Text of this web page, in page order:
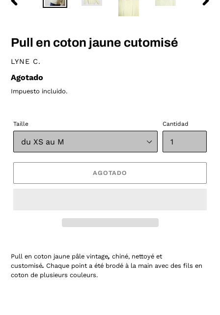
ANTERIOR
Pull en coton jaune cutomisé
VENDEDOR
LYNE C.
Precio
habitual
Agotado
Impuesto incluido.
Taille Cantidad
AGOTADO
Pull en coton jaune pâle vintage, chiné, nettoyé et
customisé. Chaque point a été brodé à la main avec des fils en
coton de plusieurs couleurs.